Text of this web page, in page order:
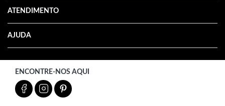
ATENDIMENTO
AJUDA
ENCONTRE-NOS AQUI